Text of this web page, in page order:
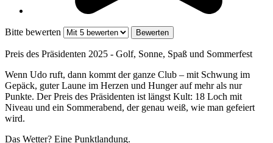
Bitte bewerten
Preis des Präsidenten 2025 - Golf, Sonne, Spaß und Sommerfest
Wenn Udo ruft, dann kommt der ganze Club – mit Schwung im
Gepäck, guter Laune im Herzen und Hunger auf mehr als nur
Punkte. Der Preis des Präsidenten ist längst Kult: 18 Loch mit
Niveau und ein Sommerabend, der genau weiß, wie man gefeiert
wird.
Das Wetter? Eine Punktlandung.